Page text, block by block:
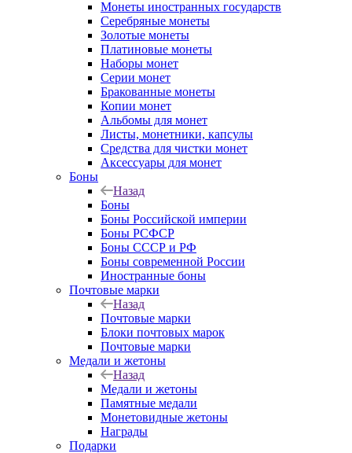
Монеты иностранных государств
Серебряные монеты
Золотые монеты
Платиновые монеты
Наборы монет
Серии монет
Бракованные монеты
Копии монет
Альбомы для монет
Листы, монетники, капсулы
Средства для чистки монет
Аксессуары для монет
Боны
Назад
Боны
Боны Российской империи
Боны РСФСР
Боны СССР и РФ
Боны современной России
Иностранные боны
Почтовые марки
Назад
Почтовые марки
Блоки почтовых марок
Почтовые марки
Медали и жетоны
Назад
Медали и жетоны
Памятные медали
Монетовидные жетоны
Награды
Подарки